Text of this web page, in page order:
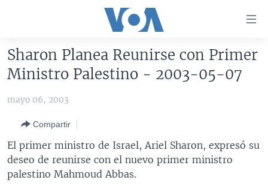
accesibilidad
al
contenido
principal
Salte
navegador
principal
Salte
AMÉRICA DEL NORTE
MÉXICO
HAITÍ
ELECCIONES EEUU
VOTO DIVIDIDO
VOA VERIFICA
VOA VERIFICA UCRANIA/RUSIA
VOA VERIFICA INMIGRACIÓN
VOA VERIFICA AMÉRICA LATINA
AMÉRICA LATINA
ARGENTINA
BOLIVIA
CHINA EN AMÉRICA LATINA
CENTROAMÉRICA
Sharon Planea Reunirse con Primer
Ministro Palestino - 2003-05-07
mayo 06, 2003
Compartir
El primer ministro de Israel, Ariel Sharon, expresó su
deseo de reunirse con el nuevo primer ministro
palestino Mahmoud Abbas.